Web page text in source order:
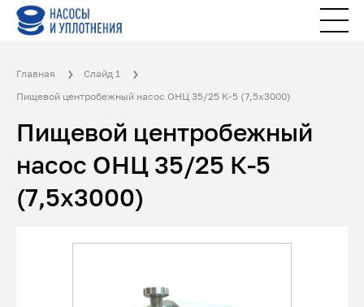
Главная
Слайд 1
Пищевой центробежный насос ОНЦ 35/25 К-5 (7,5х3000)
Пищевой центробежный
насос ОНЦ 35/25 К-5
(7,5х3000)